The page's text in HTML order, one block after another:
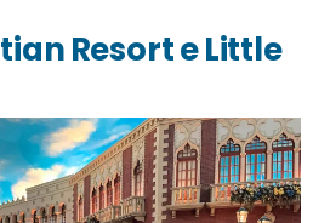
Resort e Little